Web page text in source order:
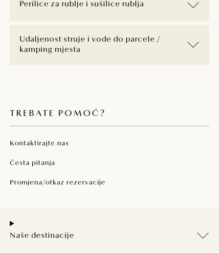
Perilice za rublje i sušilice rublja
Udaljenost struje i vode do parcele /
kamping mjesta
TREBATE POMOĆ?
Kontaktirajte nas
Česta pitanja
Promjena/otkaz rezervacije
Naše destinacije